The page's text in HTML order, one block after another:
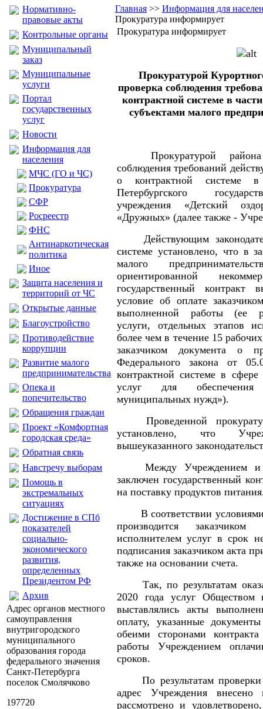
Нормативно-
правовые акты
Контрольные органы
Муниципальный
заказ
Муниципальные
услуги
Портал
государственных
услуг
Новости
Информация для
населения
МЧС (ГО и ЧС)
Прокуратура
CФР
Росреестр
ФНС
Антинаркотическая
политика
Иное
Защита населения и
территорий от ЧС
Открытые данные
Благоустройство
Противодействие
коррупции
Развитие малого
предпринимательства
Опека и
попечительство
Обращения граждан
Проект «Комфортная
городская среда»
Обратная связь
Навстречу выборам
Помощь в
экстремальных
ситуациях
Достижение в СПб
показателей
социально-
экономического
развития,
определенных
Президентом РФ
Архив
Адрес органов местного
самоуправления
внутригородского
муниципального
образования города
федерального значения
Санкт-Петербурга
поселок Смолячково
197720
Главная >> Информация для
Прокуратура информирует
Прокуратура информирует
Прокуратурой
проверка соблюдения
контрактной системе в
субъектами малого
Прокуратурой
соблюдения требований
о контрактной системе в
Петербургского
учреждения «Детский
«Дружных» (далее также -
Действующим
системе установлено, что в
малого
ориентированной
государственный контракт
условие об оплате
выполненной работы (ее
услуги, отдельных этапов
более чем в течение 15
заказчиком документа
Федерального закона от
контрактной системе в сфере
услуг для обеспечения
муниципальных нужд»).
Проведенной
установлено, что
вышеуказанного
Между Учреждением и
заключен государственный
на поставку продуктов
В соответствии
производится
исполнителем услуг в срок
подписания заказчиком акта
также на основании счета.
Так, по результатам
2020 года услуг Обществом
выставлялись акты
оплату, указанные
обеими сторонами
работы Учреждением
сроков.
По результатам
адрес Учреждения внесено
рассмотрено и